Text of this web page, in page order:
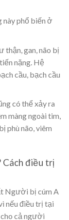
này phổ biến ở
thận, gan, não bị
nặng. Hệ
cầu, bạch cầu
có thể xảy ra
màng ngoài tim,
phù não, viêm
Cách điều trị
Người bị cúm A
nếu điều trị tại
cho cả người